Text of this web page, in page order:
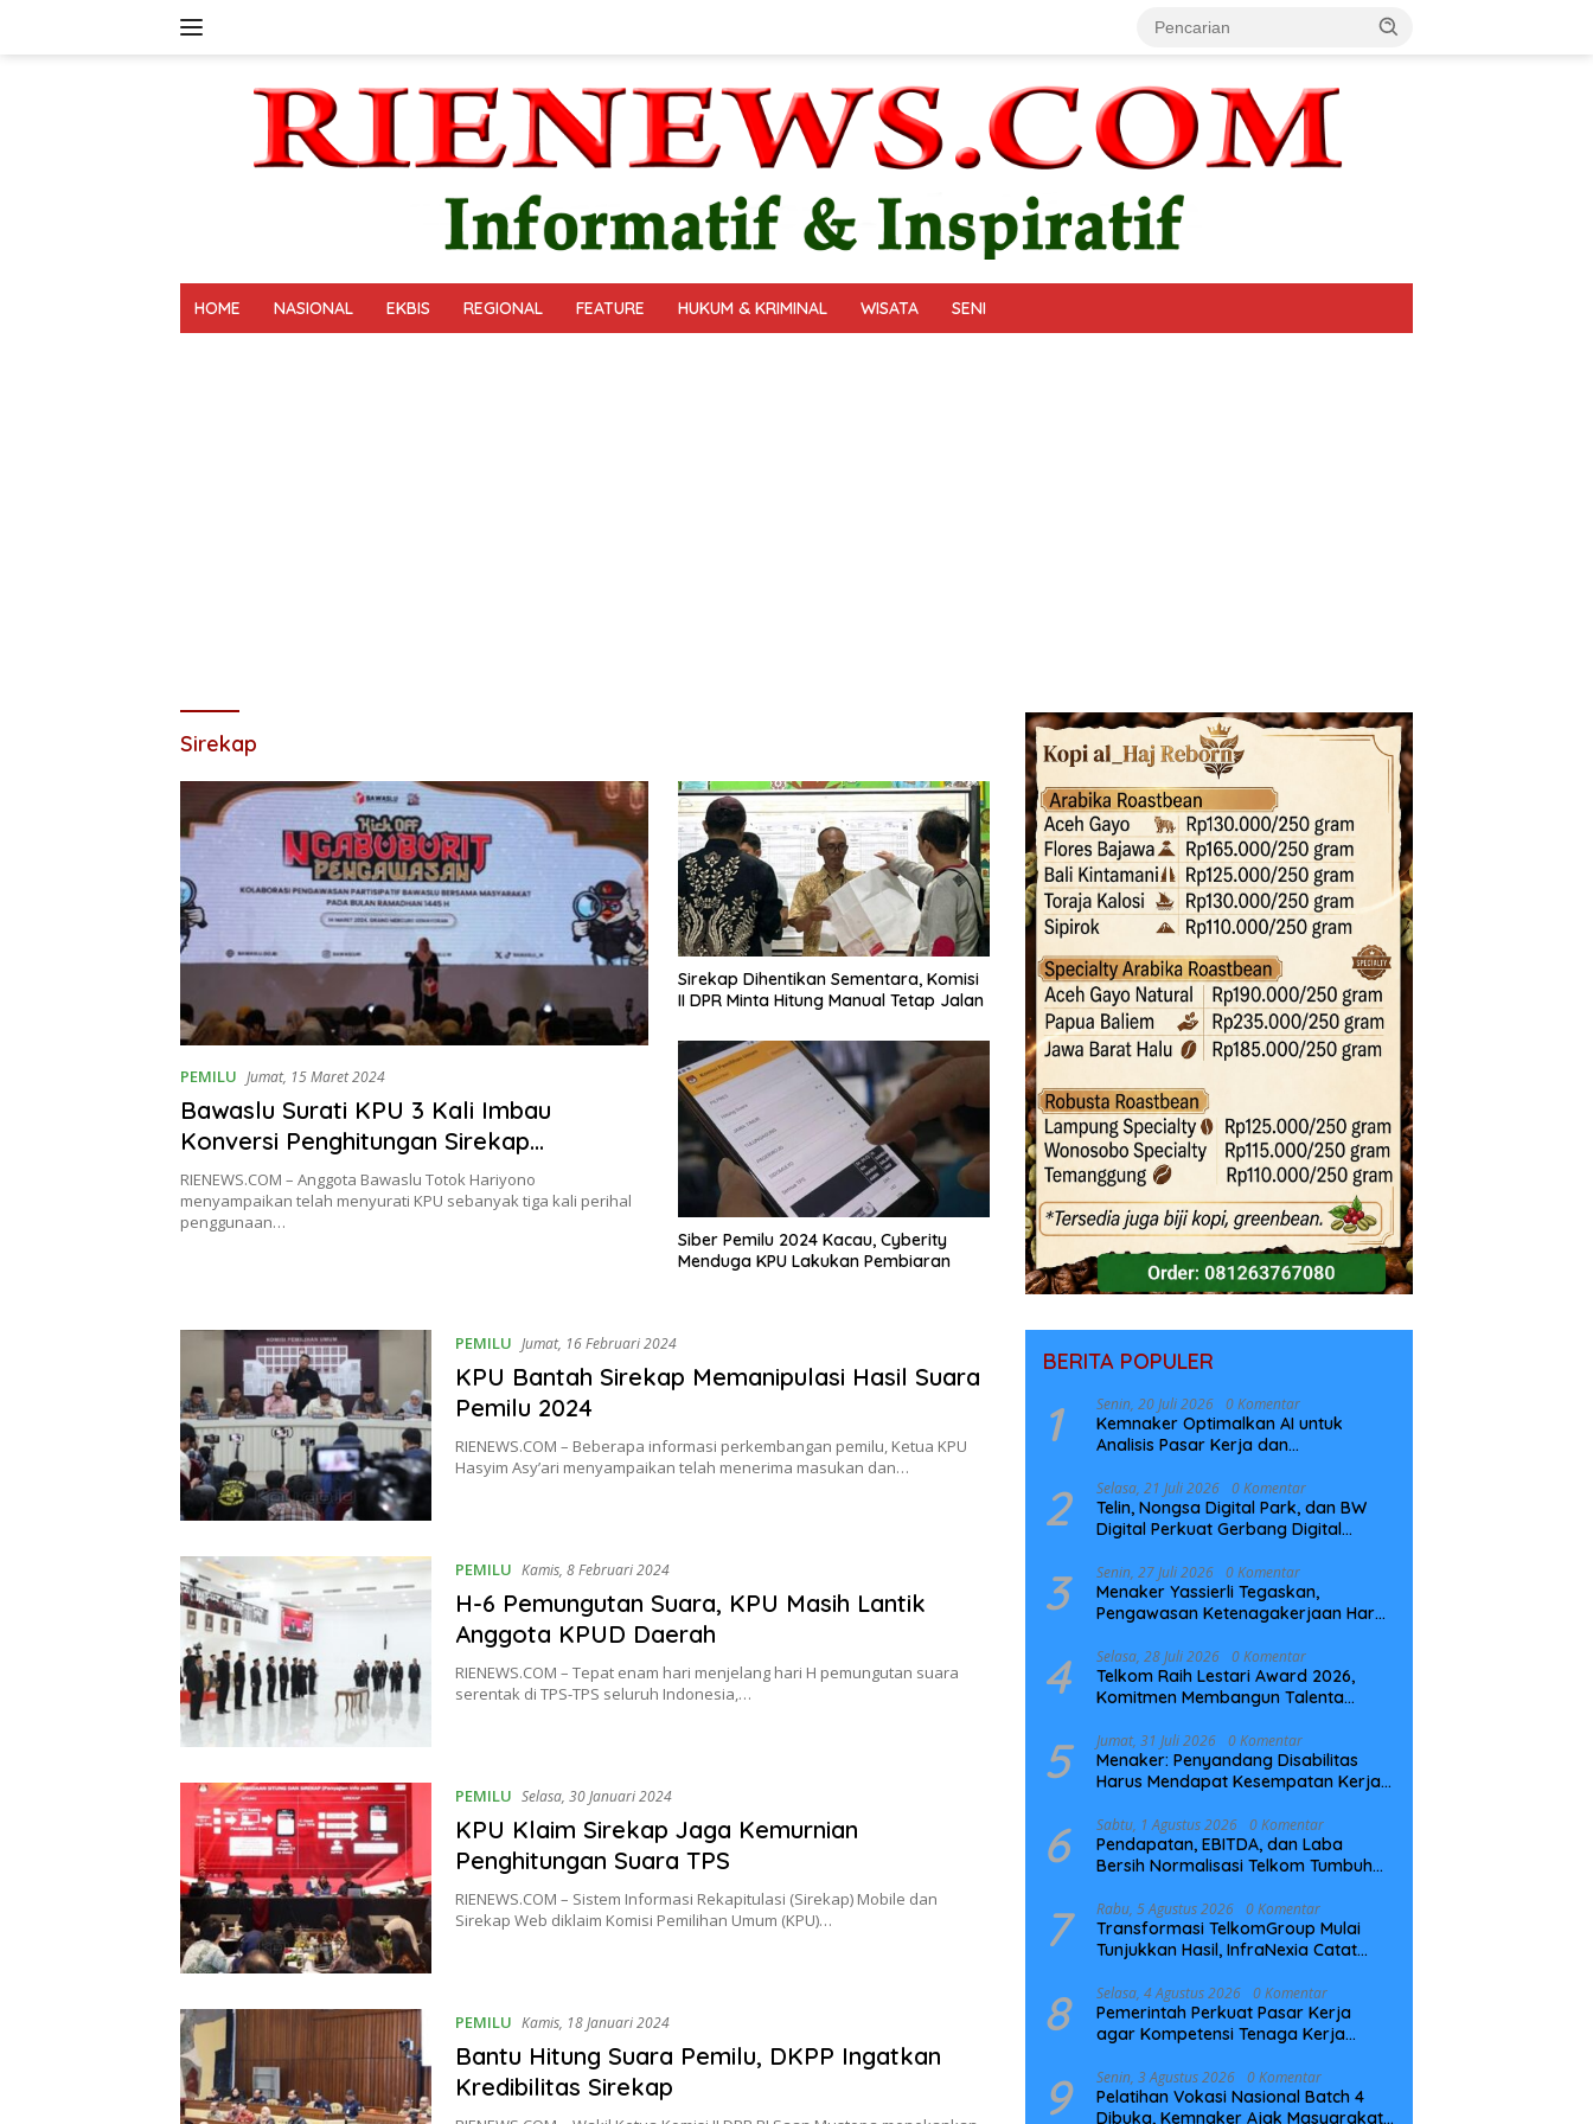
HOME NASIONAL EKBIS REGIONAL FEATURE HUKUM & KRIMINAL WISATA SENI
Sirekap
PEMILU Jumat, 15 Maret 2024
Bawaslu Surati KPU 3 Kali Imbau
Konversi Penghitungan Sirekap
Dihentikan
RIENEWS.COM – Anggota Bawaslu Totok Hariyono
menyampaikan telah menyurati KPU sebanyak tiga kali perihal
penggunaan…
Sirekap Dihentikan Sementara, Komisi
II DPR Minta Hitung Manual Tetap Jalan
Siber Pemilu 2024 Kacau, Cyberity
Menduga KPU Lakukan Pembiaran
PEMILU Jumat, 16 Februari 2024
KPU Bantah Sirekap Memanipulasi Hasil Suara
Pemilu 2024
RIENEWS.COM – Beberapa informasi perkembangan pemilu, Ketua KPU
Hasyim Asy’ari menyampaikan telah menerima masukan dan…
PEMILU Kamis, 8 Februari 2024
H-6 Pemungutan Suara, KPU Masih Lantik
Anggota KPUD Daerah
RIENEWS.COM – Tepat enam hari menjelang hari H pemungutan suara
serentak di TPS-TPS seluruh Indonesia,…
PEMILU Selasa, 30 Januari 2024
KPU Klaim Sirekap Jaga Kemurnian
Penghitungan Suara TPS
RIENEWS.COM – Sistem Informasi Rekapitulasi (Sirekap) Mobile dan
Sirekap Web diklaim Komisi Pemilihan Umum (KPU)…
PEMILU Kamis, 18 Januari 2024
Bantu Hitung Suara Pemilu, DKPP Ingatkan
Kredibilitas Sirekap
BERITA POPULER
1 Senin, 20 Juli 2026 0 Komentar
Kemnaker Optimalkan AI untuk
Analisis Pasar Kerja dan
2 Selasa, 21 Juli 2026 0 Komentar
Telin, Nongsa Digital Park, dan BW
Digital Perkuat Gerbang Digital
NCC
3 Senin, 27 Juli 2026 0 Komentar
Menaker Yassierli Tegaskan,
Pengawasan Ketenagakerjaan Harus
4 Selasa, 28 Juli 2026 0 Komentar
Telkom Raih Lestari Award 2026,
Komitmen Membangun Talenta
5 Jumat, 31 Juli 2026 0 Komentar
Menaker: Penyandang Disabilitas
Harus Mendapat Kesempatan Kerja
6 Sabtu, 1 Agustus 2026 0 Komentar
Pendapatan, EBITDA, dan Laba
Bersih Normalisasi Telkom Tumbuh
7 Rabu, 5 Agustus 2026 0 Komentar
Transformasi TelkomGroup Mulai
Tunjukkan Hasil, InfraNexia Catat
Digital Nasional
8 Selasa, 4 Agustus 2026 0 Komentar
Pemerintah Perkuat Pasar Kerja
agar Kompetensi Tenaga Kerja
9 Senin, 3 Agustus 2026 0 Komentar
Pelatihan Vokasi Nasional Batch 4
Dibuka, Kemnaker Ajak Masyarakat